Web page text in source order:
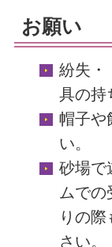
お願い
紛失・
具の持
帽子や
い。
砂場で
ムで
りの
さい。